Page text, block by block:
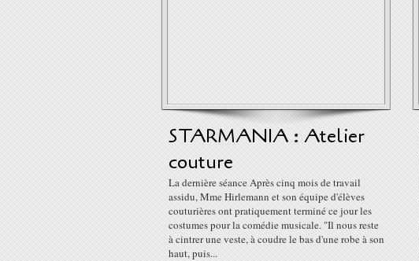
STARMANIA : Atelier
couture
La dernière séance Après cinq mois de travail
assidu, Mme Hirlemann et son équipe d'élèves
couturières ont pratiquement terminé ce jour les
costumes pour la comédie musicale. "Il nous reste
à cintrer une veste, à coudre le bas d'une robe à son
haut, puis...